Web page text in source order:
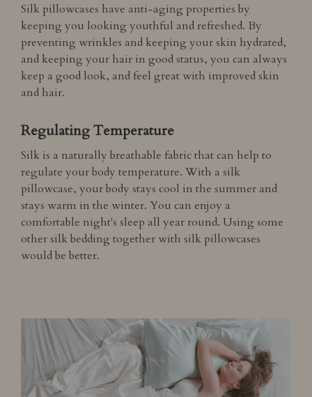
Silk pillowcases have anti-aging properties by
keeping you looking youthful and refreshed. By
preventing wrinkles and keeping your skin hydrated,
and keeping your hair in good status, you can always
keep a good look, and feel great with improved skin
and hair.
Regulating Temperature
Silk is a naturally breathable fabric that can help to
regulate your body temperature. With a silk
pillowcase, your body stays cool in the summer and
stays warm in the winter. You can enjoy a
comfortable night's sleep all year round. Using some
other silk bedding together with silk pillowcases
would be better.